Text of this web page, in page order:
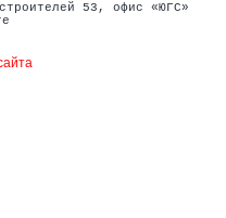
53 , офис «ЮГС»